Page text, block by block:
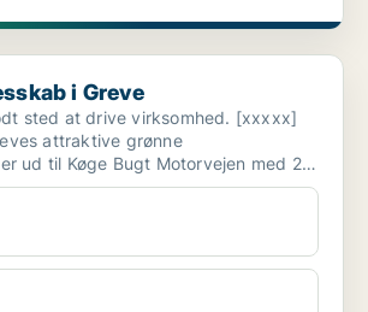
i Greve
sted at drive virksomhed. [xxxxx]
attraktive grønne
ud til Køge Bugt Motorvejen med 20